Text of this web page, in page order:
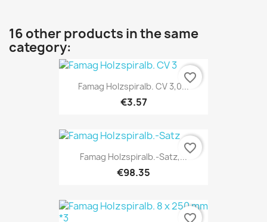
16 other products in the same
category:
Famag Holzspiralb. CV 3,0...
€3.57
favorite_border
Famag Holzspiralb.-Satz,...
€98.35
favorite_border
favorite_border